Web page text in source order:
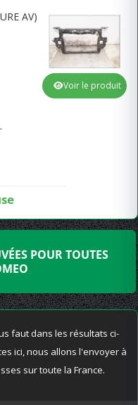
AV)
Voir le produit
POUR TOUTES
faut dans les résultats ci-
ici, nous allons l'envoyer à
sur toute la France.